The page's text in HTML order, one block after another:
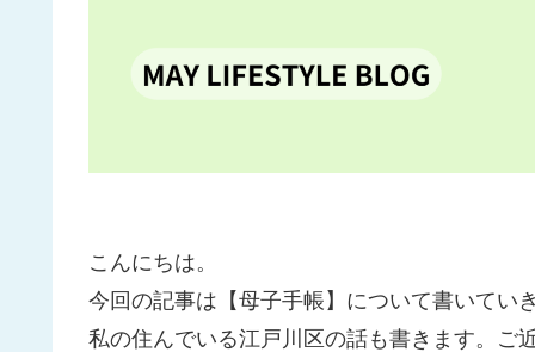
こんにちは。
今回の記事は【母子手帳】について書いてい
私の住んでいる江戸川区の話も書きます。ご